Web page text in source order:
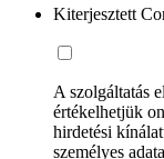
Kiterjesztett
A szolgáltatás
értékelhetjük
hirdetési
személyes